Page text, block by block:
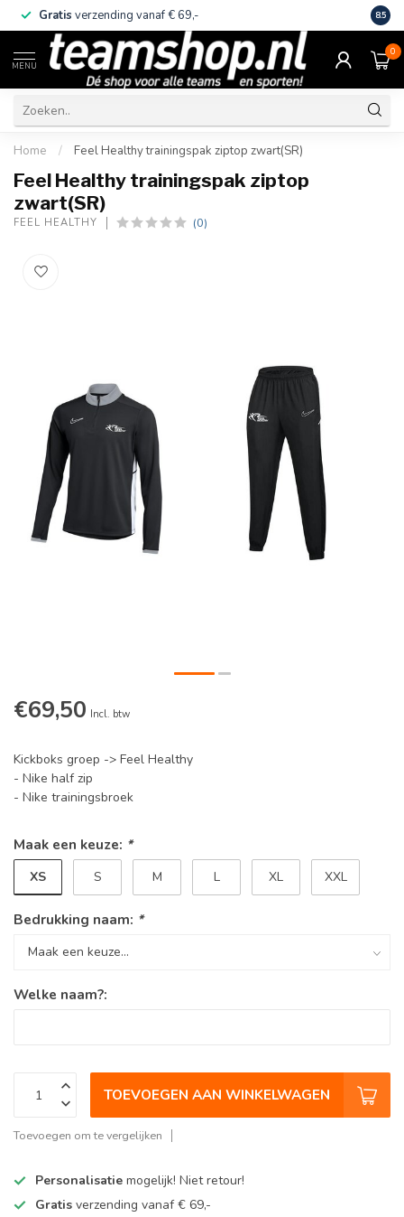
Gratis verzending vanaf € 69,- Eigen
8.5
MENU
0
Home / Feel Healthy trainingspak ziptop zwart(SR)
Feel Healthy trainingspak ziptop
zwart(SR)
FEEL HEALTHY (0)
€69,50 Incl. btw
Kickboks groep -> Feel Healthy
- Nike half zip
- Nike trainingsbroek
Maak een keuze: *
XS S M L XL XXL
Bedrukking naam: *
Welke naam?:
TOEVOEGEN AAN WINKELWAGEN
Toevoegen om te vergelijken
Personalisatie mogelijk! Niet retour!
Gratis verzending vanaf € 69,-